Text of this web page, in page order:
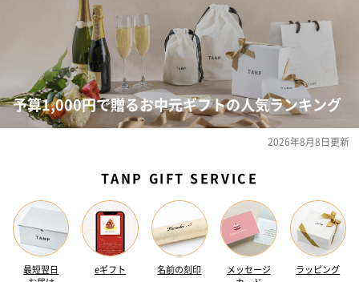
予算1,000円で贈るお中元ギフトの人気ランキング
2026年8月8日更新
TANP GIFT SERVICE
最短翌日
eギフト 名前の刻印
メッセージ
ラッピング